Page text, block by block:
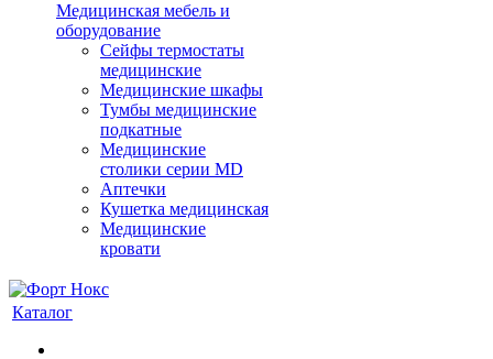
Медицинская мебель и
оборудование
Сейфы термостаты
медицинские
Медицинские шкафы
Тумбы медицинские
подкатные
Медицинские
столики серии MD
Аптечки
Кушетка медицинская
Медицинские
кровати
Каталог